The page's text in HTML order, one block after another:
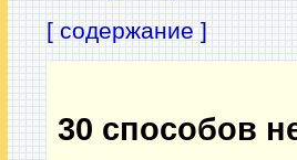
[ содержание ]
30 способов